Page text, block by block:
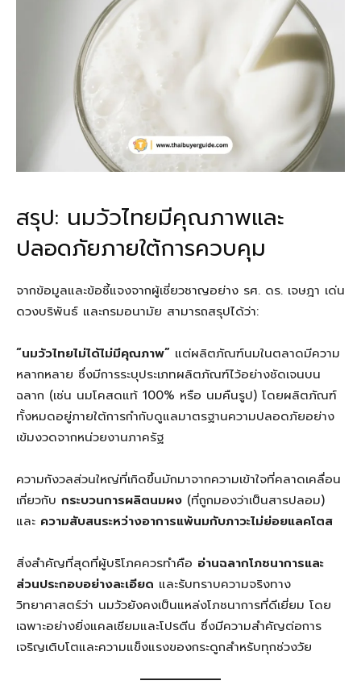
สรุป: นมวัวไทยมีคุณภาพและ
ปลอดภัยภายใต้การควบคุม
จากข้อมูลและข้อชี้แจงจากผู้เชี่ยวชาญอย่าง รศ. ดร. เจษฎา เด่น
ดวงบริพันธ์ และกรมอนามัย สามารถสรุปได้ว่า:
“นมวัวไทยไม่ได้ไม่มีคุณภาพ” แต่ผลิตภัณฑ์นมในตลาดมีความ
หลากหลาย ซึ่งมีการระบุประเภทผลิตภัณฑ์ไว้อย่างชัดเจนบน
ฉลาก (เช่น นมโคสดแท้ 100% หรือ นมคืนรูป) โดยผลิตภัณฑ์
ทั้งหมดอยู่ภายใต้การกำกับดูแลมาตรฐานความปลอดภัยอย่าง
เข้มงวดจากหน่วยงานภาครัฐ
ความกังวลส่วนใหญ่ที่เกิดขึ้นมักมาจากความเข้าใจที่คลาดเคลื่อน
เกี่ยวกับ กระบวนการผลิตนมผง (ที่ถูกมองว่าเป็นสารปลอม)
และ ความสับสนระหว่างอาการแพ้นมกับภาวะไม่ย่อยแลคโตส
สิ่งสำคัญที่สุดที่ผู้บริโภคควรทำคือ อ่านฉลากโภชนาการและ
ส่วนประกอบอย่างละเอียด และรับทราบความจริงทาง
วิทยาศาสตร์ว่า นมวัวยังคงเป็นแหล่งโภชนาการที่ดีเยี่ยม โดย
เฉพาะอย่างยิ่งแคลเซียมและโปรตีน ซึ่งมีความสำคัญต่อการ
เจริญเติบโตและความแข็งแรงของกระดูกสำหรับทุกช่วงวัย